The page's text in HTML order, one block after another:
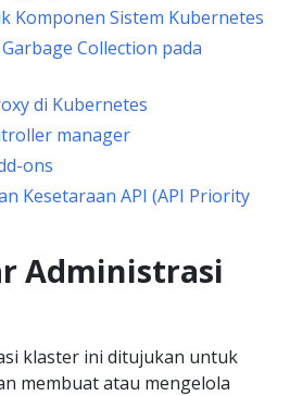
Komponen Sistem Kubernetes
Collection pada
di Kubernetes
manager
ons
Kesetaraan API (API Priority
Administrasi
klaster ini ditujukan untuk
membuat atau mengelola